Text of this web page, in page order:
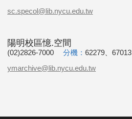
sc.specol@lib.nycu.edu.tw
陽明校區憶.空間
(02)2826-7000 分機： 62279、67013
ymarchive@lib.nycu.edu.tw